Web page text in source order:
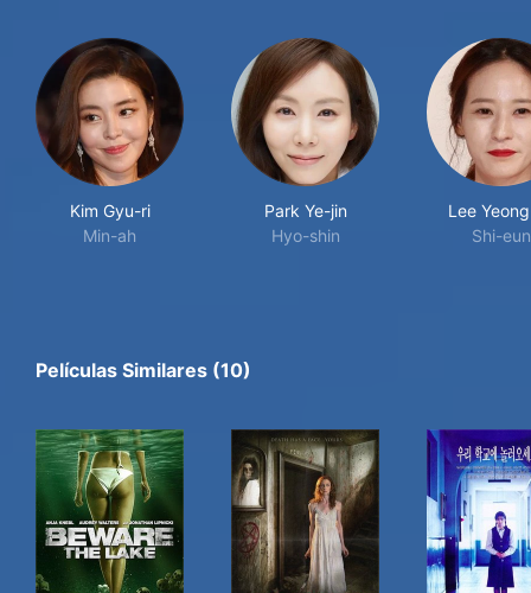
Kim Gyu-ri
Min-ah
Park Ye-jin
Hyo-shin
Lee
Shi-eun
Películas Similares (10)